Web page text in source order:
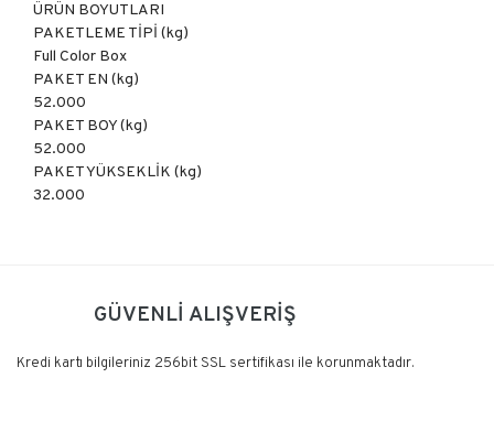
ÜRÜN BOYUTLARI
PAKETLEME TİPİ (kg)
Full Color Box
PAKET EN (kg)
52.000
PAKET BOY (kg)
52.000
PAKET YÜKSEKLİK (kg)
32.000
Yorum Yaz
GÜVENLİ ALIŞVERİŞ
Kredi kartı bilgileriniz 256bit SSL sertifikası ile korunmaktadır.